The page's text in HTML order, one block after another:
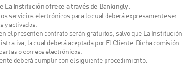
La Institución ofrece a través de Bankingly.
servicios electrónicos para lo cual deberá expresamente ser
y activados.
el presenten contrato serán gratuitos, salvo que La Institución
la cual deberá aceptada por El Cliente. Dicha comisión
o correos electrónicos.
deberá cumplir con el siguiente procedimiento: